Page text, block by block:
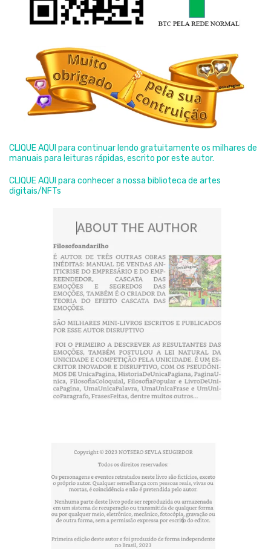
CLIQUE AQUI para continuar lendo gratuitamente os milhares de
manuais para leituras rápidas, escrito por este autor.
CLIQUE AQUI para conhecer a nossa biblioteca de artes
digitais/NFTs